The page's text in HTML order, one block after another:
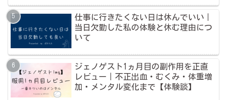
仕事に行きたくない日は休んでいい｜
当日欠勤した私の体験と休む理由につ
いて
ジェノゲスト1ヵ月目の副作用を正直
レビュー｜不正出血・むくみ・体重増
加・メンタル変化まで【体験談】